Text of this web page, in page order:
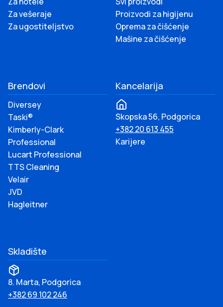
Za vešeraje
Za ugostiteljstvo
Proizvodi za higijenu
Oprema za čišćenje
Mašine za čišćenje
Brendovi
Diversey
Taski®
Kimberly-Clark
Professional
Lucart Professional
TTS Cleaning
Velair
JVD
Hagleitner
Kancelarija
Skopska 56, Podgorica
+382 20 613 455
Karijere
Skladište
8. Marta, Podgorica
+382 69 102 246